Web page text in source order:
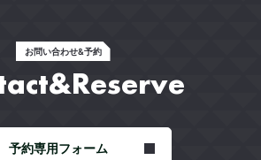
お問い合わせ&予約
予約専用フォーム